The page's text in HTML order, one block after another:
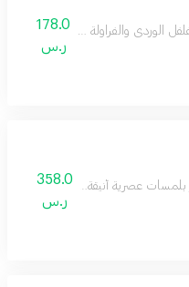
الوردي والفراولة والبرالين
178.0
ر.س
عصرية أنيقة، مثالي للأمسيات
358.0
ر.س